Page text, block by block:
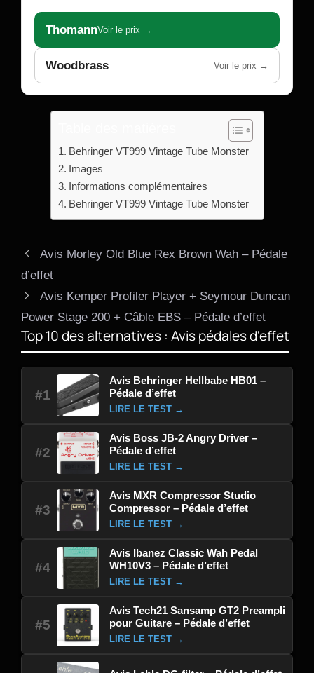
ThomannVoir le prix →
Woodbrass Voir le prix →
Behringer VT999 Vintage Tube Monster
Images
Informations complémentaires
Behringer VT999 Vintage Tube Monster
Avis Morley Old Blue Rex Brown Wah – Pédale
d’effet
Avis Kemper Profiler Player + Seymour Duncan
Power Stage 200 + Câble EBS – Pédale d’effet
Top 10 des alternatives : Avis pédales d'effet
#1
Avis Behringer Hellbabe HB01 –
Pédale d’effet
LIRE LE TEST →
#2
Avis Boss JB-2 Angry Driver –
Pédale d’effet
LIRE LE TEST →
#3
Avis MXR Compressor Studio
Compressor – Pédale d’effet
LIRE LE TEST →
#4
Avis Ibanez Classic Wah Pedal
WH10V3 – Pédale d’effet
LIRE LE TEST →
#5
Avis Tech21 Sansamp GT2 Preampli
pour Guitare – Pédale d’effet
LIRE LE TEST →